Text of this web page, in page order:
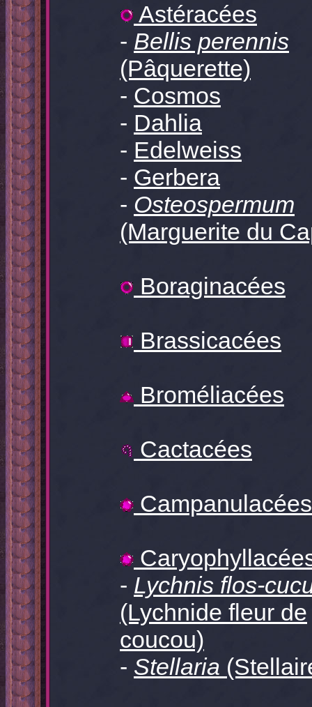
Astéracées
- Bellis perennis
(Pâquerette)
- Cosmos
- Dahlia
- Edelweiss
- Gerbera
- Osteospermum
(Marguerite du
Boraginacées
Brassicacées
Broméliacées
Cactacées
Campanulacées
- Lychnis flos-
(Lychnide fleur de
coucou)
- Stellaria